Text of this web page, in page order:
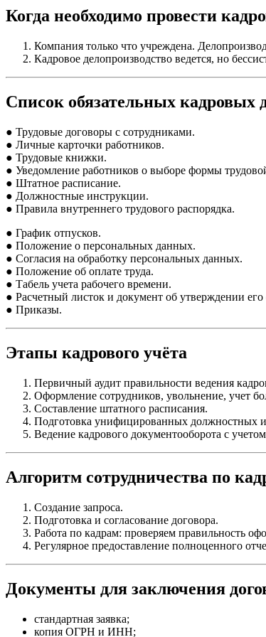
Когда необходимо провести
Компания только что учреждена.
Кадровое делопроизводство ведется, но
Список обязательных кадровых
● Трудовые договоры с сотрудниками.
● Личные карточки работников.
● Трудовые книжки.
● Уведомление работников о выборе формы
● Штатное расписание.
● Должностные инструкции.
● Правила внутреннего трудового распорядка.
● График отпусков.
● Положение о персональных данных.
● Согласия на обработку персональных данных.
● Положение об оплате труда.
● Табель учета рабочего времени.
● Расчетный листок и документ об утверждении
● Приказы.
Этапы кадрового учёта
Первичный аудит правильности ведения
Оформление сотрудников, увольнение, учет
Составление штатного расписания.
Подготовка унифицированных должностных
Ведение кадрового документооборота с
Алгоритм сотрудничества по
Создание запроса.
Подготовка и согласование договора.
Работа по кадрам: проверяем правильность
Регулярное предоставление полноценного
Документы для заключения
стандартная заявка;
копия ОГРН и ИНН;